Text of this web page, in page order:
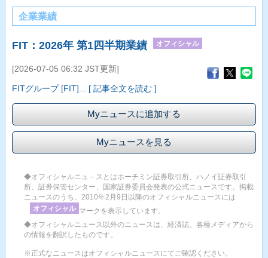
企業業績
FIT：2026年 第1四半期業績 オフィシャル
[2026-07-05 06:32 JST更新]
FITグループ [FIT] [ 記事全文を読む ]
Myニュースに追加する
Myニュースを見る
◆オフィシャルニュ－スとはホーチミン証券取引所、ハノイ証券取引
所、証券保管センター、国家証券委員会発表の公式ニュースです。掲載
ニュースのうち、2010年2月9日以降のオフィシャルニュースには
オフィシャル マークを表示しています。
◆オフィシャルニュース以外のニュースは、経済誌、各種メディアから
の情報を翻訳したものです。
※正式なニュースはオフィシャルニュースにてご確認ください。